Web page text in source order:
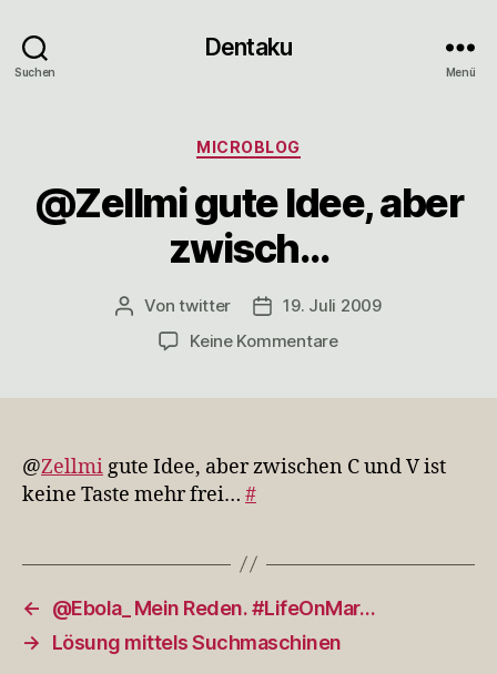
Suchen
Dentaku
Menü
Kategorien
MICROBLOG
@Zellmi gute Idee, aber
zwisch…
Beitragsautor
Vontwitter Veröffentlichungsdatum
19. Juli 2009
Keine Kommentarezu
zwisch…
@Zellmi gute Idee, aber zwischen C und V ist
keine Taste mehr frei… #
←
@Ebola_ Mein Reden. #LifeOnMar…
→
Lösung mittels Suchmaschinen